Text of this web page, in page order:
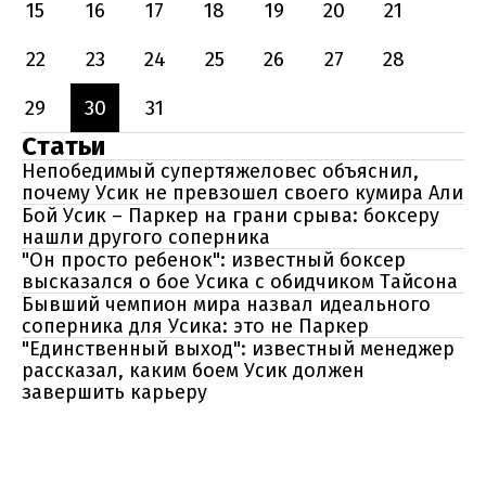
15
16 17 18 19 20
21
22
23 24 25 26 27
28
29
30 31
Статьи
Непобедимый супертяжеловес объяснил,
почему Усик не превзошел своего кумира Али
Бой Усик – Паркер на грани срыва: боксеру
нашли другого соперника
"Он просто ребенок": известный боксер
высказался о бое Усика с обидчиком Тайсона
Бывший чемпион мира назвал идеального
соперника для Усика: это не Паркер
"Единственный выход": известный менеджер
рассказал, каким боем Усик должен
завершить карьеру